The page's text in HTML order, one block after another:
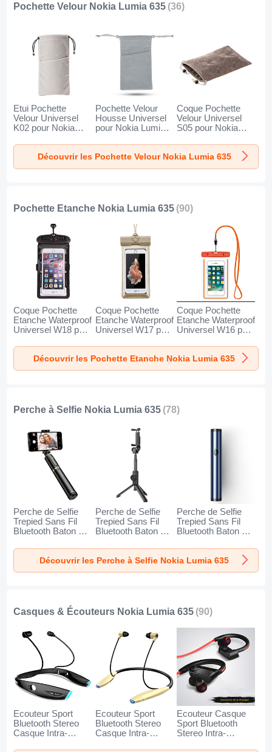
Pochette Velour Nokia Lumia 635 (36)
Etui Pochette
Velour Universel
K02 pour Nokia
Pochette Velour
Housse Universel
pour Nokia Lumia
Coque Pochette
Velour Universel
S05 pour Nokia
Découvrir les Pochette Velour Nokia Lumia 635
Pochette Etanche Nokia Lumia 635 (90)
Coque Pochette
Etanche Waterproof
Universel W18 pour
Noir
Coque Pochette
Etanche Waterproof
Universel W17 pour
Or
Coque Pochette
Etanche Waterproof
Universel W16 pour
Orange
Découvrir les Pochette Etanche Nokia Lumia 635
Perche à Selfie Nokia Lumia 635 (78)
Perche de Selfie
Trepied Sans Fil
Bluetooth Baton de
Poche Universel
T34 pour Nokia
Lumia 635 Or et
Perche de Selfie
Trepied Sans Fil
Bluetooth Baton de
Poche Universel
T32 pour Nokia
Lumia 635 Noir
Perche de Selfie
Trepied Sans Fil
Bluetooth Baton de
Poche Universel
T31 pour Nokia
Lumia 635 Bleu
Découvrir les Perche à Selfie Nokia Lumia 635
Casques & Écouteurs Nokia Lumia 635 (90)
Ecouteur Sport
Bluetooth Stereo
Casque Intra-
Ecouteur Sport
Bluetooth Stereo
Casque Intra-
Ecouteur Casque
Sport Bluetooth
Stereo Intra-